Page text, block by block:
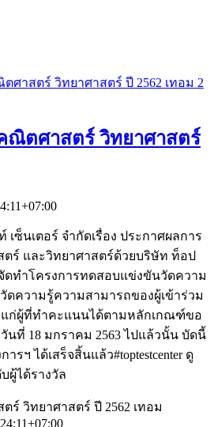
ศาสตร์ วิทยาศาสตร์ ปี 2562 เทอม 2
ณิตศาสตร์ วิทยาศาสตร์
ซ็นเตอร์ จำกัดเรื่อง ประกาศผลการ
ร์ และวิทยาศาสตร์ด้วยบริษัท ท็อป
ดทำโครงการทดสอบแข่งขันวัดความ
ดความรู้ความสามารถของผู้เข้าร่วม
แก่ผู้ที่ทำคะแนนได้ตามหลักเกณฑ์ขอ
นที่ 18 มกราคม 2563 ไปแล้วนั้น บัดนี้
รฯ ได้เสร็จสิ้นแล้ว#toptestcenter ดู
ผู้ได้รางวัล
วิทยาศาสตร์ ปี 2562 เทอม